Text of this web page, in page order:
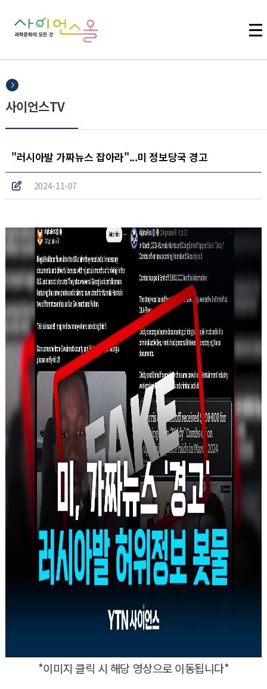
사이언스TV
"러시아발 가짜뉴스 잡아라"...미 정보당국 경고
2024-11-07
*이미지 클릭 시 해당 영상으로 이동됩니다*